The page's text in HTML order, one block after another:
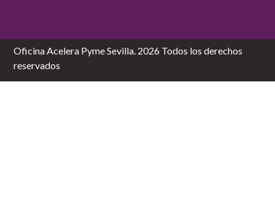
Oficina Acelera Pyme Sevilla. 2026 Todos los derechos
reservados